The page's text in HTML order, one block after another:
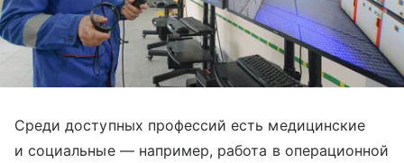
Среди доступных профессий есть медицинские
и социальные — например, работа в операционной